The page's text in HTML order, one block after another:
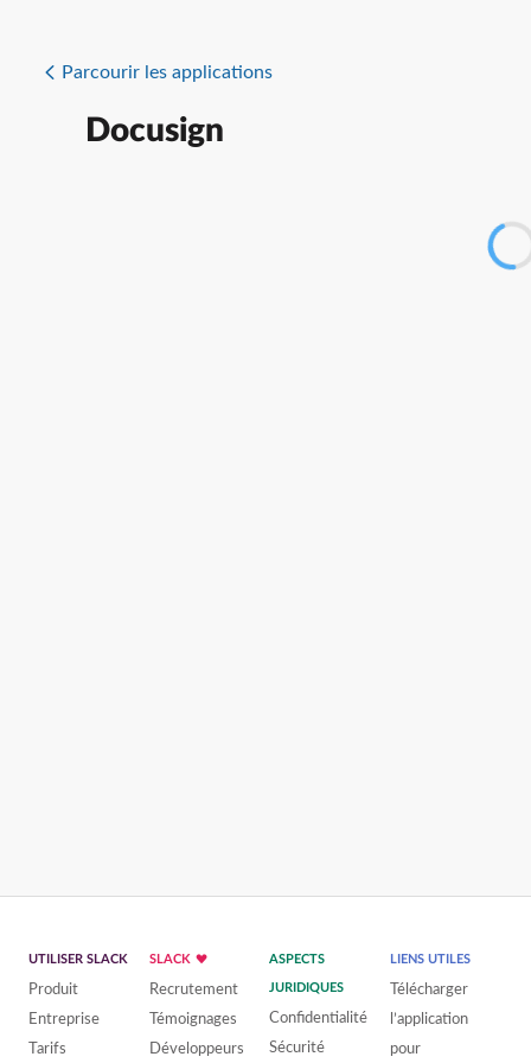
Parcourir les applications
Docusign
UTILISER SLACK
Produit
Entreprise
Tarifs
SLACK
Recrutement
Témoignages
Développeurs
ASPECTS
JURIDIQUES
Confidentialité
Sécurité
LIENS UTILES
Télécharger
l’application
pour